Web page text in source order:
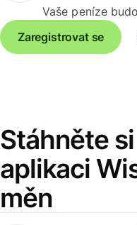
Vaše peníze
Zaregistrovat se
Stáhněte
aplikaci
měn